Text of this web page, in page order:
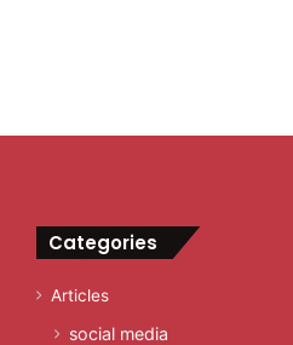
Categories
Articles
social media